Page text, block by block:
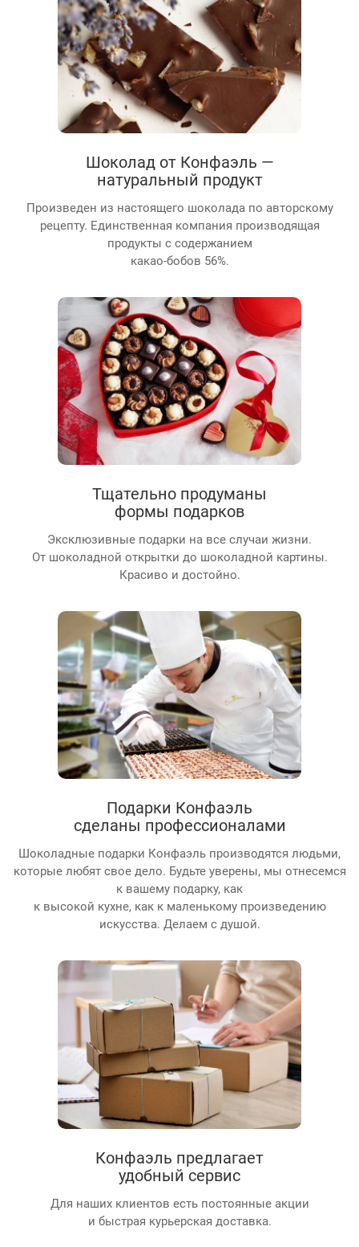
Шоколад от Конфаэль —
натуральный продукт
Произведен из настоящего шоколада по авторскому
рецепту. Единственная компания производящая
продукты с содержанием
какао-бобов 56%.
Тщательно продуманы
формы подарков
Эксклюзивные подарки на все случаи жизни.
От шоколадной открытки до шоколадной картины.
Красиво и достойно.
Подарки Конфаэль
сделаны профессионалами
Шоколадные подарки Конфаэль производятся людьми,
которые любят свое дело. Будьте уверены, мы отнесемся
к вашему подарку, как
к высокой кухне, как к маленькому произведению
искусства. Делаем с душой.
Конфаэль предлагает
удобный сервис
Для наших клиентов есть постоянные акции
и быстрая курьерская доставка.